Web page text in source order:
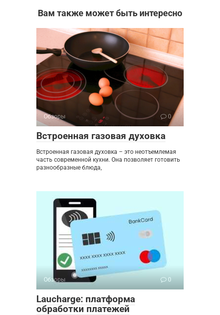
Вам также может быть интересно
Обзоры 0
Встроенная газовая духовка
Встроенная газовая духовка – это неотъемлемая
часть современной кухни. Она позволяет готовить
разнообразные блюда,
Обзоры 0
Laucharge: платформа
обработки платежей